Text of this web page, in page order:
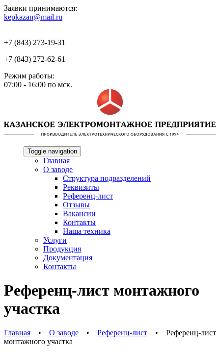
Заявки принимаются:
kepkazan@mail.ru
+7 (843) 273-19-31
+7 (843) 272-62-61
Режим работы:
07:00 - 16:00 по мск.
Toggle navigation
Главная
О заводе
Структура подразделений
Реквизиты
Референц-лист
Отзывы
Вакансии
Контакты
Наша техника
Услуги
Продукция
Документация
Контакты
Референц-лист монтажного
участка
Главная • О заводе • Референц-лист • Референц-лист
монтажного участка